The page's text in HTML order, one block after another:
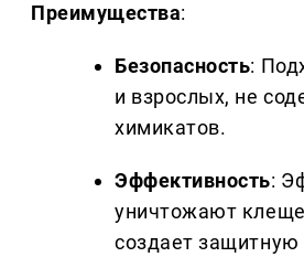
Преимущества:
Безопасность:
и взрослых, не
химикатов.
Эффективность:
уничтожают
создает защитную